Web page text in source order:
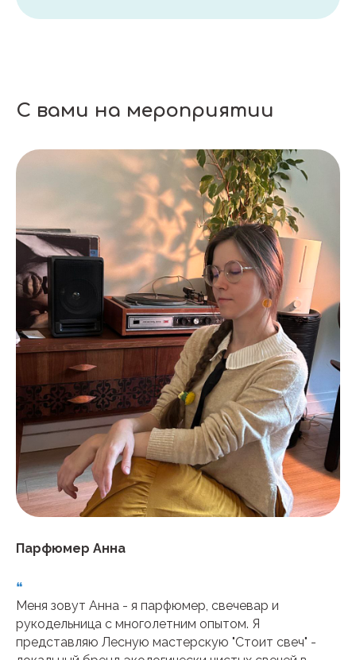
С вами на мероприятии
Парфюмер Анна
❝
Меня зовут Анна - я парфюмер, свечевар и
рукодельница с многолетним опытом. Я
представляю Лесную мастерскую "Стоит свеч" -